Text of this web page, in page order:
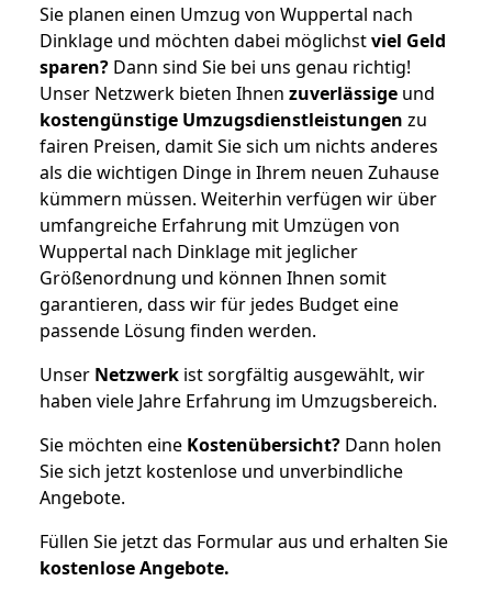
Sie planen einen Umzug von Wuppertal nach
Dinklage und möchten dabei möglichstviel Geld
sparen? Dann sind Sie bei uns genau richtig!
Unser Netzwerk bieten Ihnen zuverlässige und
kostengünstige Umzugsdienstleistungen zu
fairen Preisen, damit Sie sich um nichts anderes
als die wichtigen Dinge in Ihrem neuen Zuhause
kümmern müssen. Weiterhin verfügen wir über
umfangreiche Erfahrung mit Umzügen von
Wuppertal nach Dinklage mit jeglicher
Größenordnung und können Ihnen somit
garantieren, dass wir für jedes Budget eine
passende Lösung finden werden.
Unser Netzwerk ist sorgfältig ausgewählt, wir
haben viele Jahre Erfahrung im Umzugsbereich.
Sie möchten eine Kostenübersicht? Dann holen
Sie sich jetzt kostenlose und unverbindliche
Angebote.
Füllen Sie jetzt das Formular aus und erhalten Sie
kostenloseAngebote.